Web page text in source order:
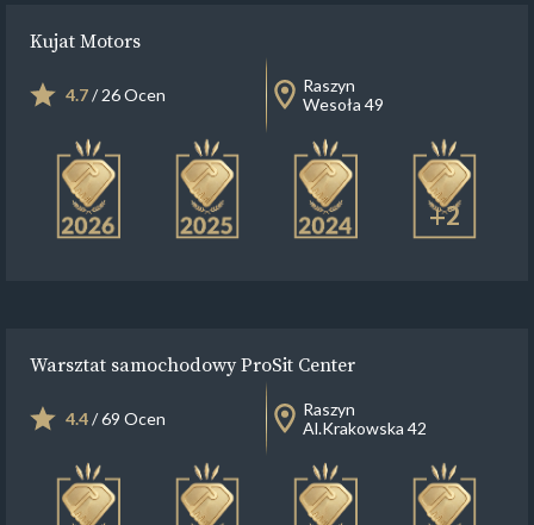
Kujat Motors
4.7/ 26 Ocen
Raszyn
Wesoła 49
+2
Warsztat samochodowy ProSit Center
4.4/ 69 Ocen
Raszyn
Al.Krakowska 42